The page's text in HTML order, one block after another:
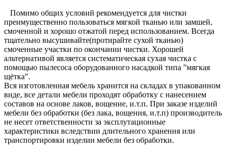
Помимо общих условий рекомендуется для чистки
преимущественно пользоваться мягкой тканью или замшей,
смоченной и хорошо отжатой перед использованием. Всегда
тщательно высушивайте(протирайте сухой тканью)
смоченные участки по окончании чистки. Хорошей
альтернативой является систематическая сухая чистка с
помощью пылесоса оборудованного насадкой типа ”мягкая
щётка”.
Вся изготовленная мебель хранится на складах в упакованном
виде, все детали мебели проходят обработку с нанесением
составов на основе лаков, вощение, и.т.п. При заказе изделий
мебели без обработки (без лака, вощения, и.т.п) производитель
не несет ответственности за эксплутационные
характеристики вследствии длительного хранения или
транспортировки изделии мебели без обработки.